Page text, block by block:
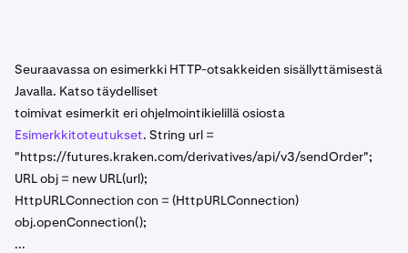
Seuraavassa on esimerkki HTTP-otsakkeiden sisällyttämisestä
Javalla. Katso täydelliset
toimivat esimerkit eri ohjelmointikielillä osiosta
Esimerkkitoteutukset. String url =
"https://futures.kraken.com/derivatives/api/v3/sendOrder";
URL obj = new URL(url);
HttpURLConnection con = (HttpURLConnection)
obj.openConnection();
...